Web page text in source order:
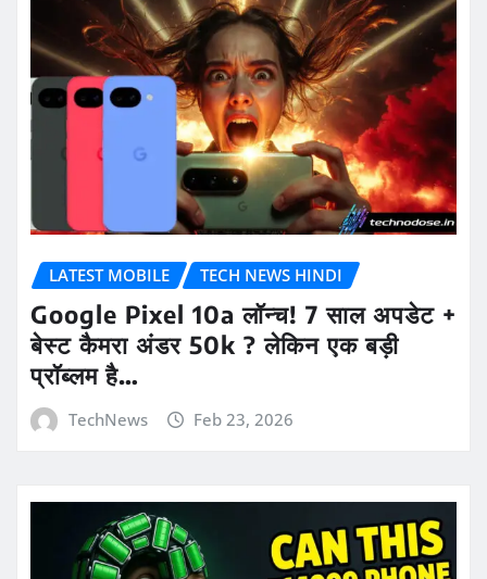
LATEST MOBILE TECH NEWS HINDI
Google Pixel 10a लॉन्च! 7 साल अपडेट +
बेस्ट कैमरा अंडर 50k ? लेकिन एक बड़ी
प्रॉब्लम है…
TechNews Feb 23, 2026